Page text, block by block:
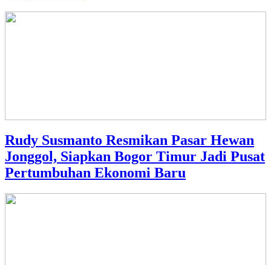
Rudy Susmanto Resmikan Pasar Hewan
Jonggol, Siapkan Bogor Timur Jadi Pusat
Pertumbuhan Ekonomi Baru